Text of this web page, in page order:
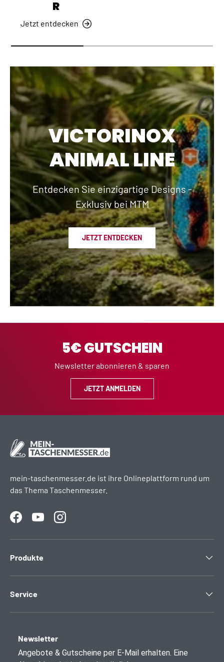
R
Jetzt entdecken
VICTORINOX
ANIMAL LINE
Entdecken Sie einzigartige Designs -
Exklusiv bei MTM
JETZT ENTDECKEN
5€ GUTSCHEIN
Newsletter abonnieren & sparen
JETZT ANMELDEN
mein-taschenmesser.de ist ihre Onlineplattform rund um
das Thema Taschenmesser.
FacebookYouTubeInstagram
Produkte
Service
Newsletter
Angebote & Gutscheine per E-Mail erhalten. Eine